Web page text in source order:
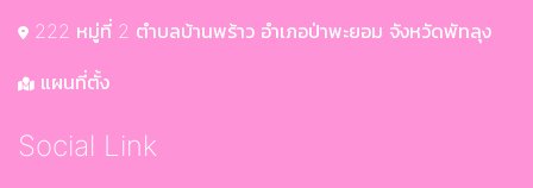
222 หมู่ที่ 2 ตำบลบ้านพร้าว อำเภอป่าพะยอม จังหวัดพัทลุง
แผนที่ตั้ง
Social Link